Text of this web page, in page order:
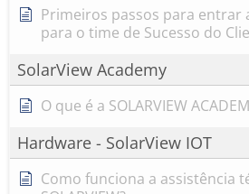
Primeiros passos para entrar
para o time de Sucesso do
SolarView Academy
O que é a SOLARVIEW
Hardware - SolarView IOT
Como funciona a assistência